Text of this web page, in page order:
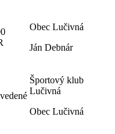
Obec Lučivná
Ján Debnár
Športový klub
Lučivná
Obec Lučivná